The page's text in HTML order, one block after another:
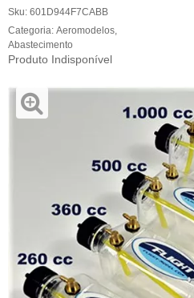
Sku: 601D944F7CABB
Categoria: Aeromodelos
Abastecimento
Produto Indisponível